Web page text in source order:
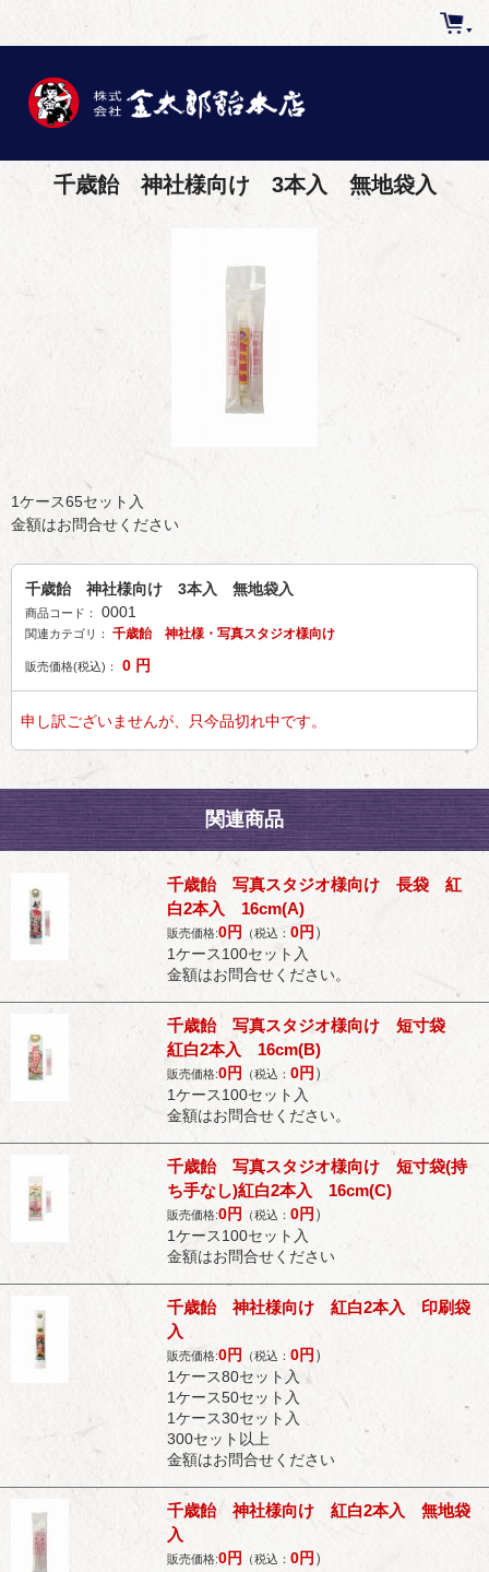
千歳飴 神社様向け 3本入 無地袋入
1ケース65セット入
金額はお問合せください
千歳飴 神社様向け 3本入 無地袋入
商品コード： 0001
関連カテゴリ： 千歳飴 神社様・写真スタジオ様向け
販売価格(税込)： 0 円
申し訳ございませんが、只今品切れ中です。
関連商品
千歳飴 写真スタジオ様向け 長袋 紅
白2本入 16cm(A)
販売価格:0円 （税込： 0円 ）
1ケース100セット入
金額はお問合せください。
千歳飴 写真スタジオ様向け 短寸袋
紅白2本入 16cm(B)
販売価格:0円 （税込： 0円 ）
1ケース100セット入
金額はお問合せください。
千歳飴 写真スタジオ様向け 短寸袋(持
ち手なし)紅白2本入 16cm(C)
販売価格:0円 （税込： 0円 ）
1ケース100セット入
金額はお問合せください
千歳飴 神社様向け 紅白2本入 印刷袋
入
販売価格:0円 （税込： 0円 ）
1ケース80セット入
1ケース50セット入
1ケース30セット入
300セット以上
金額はお問合せください
千歳飴 神社様向け 紅白2本入 無地袋
入
販売価格:0円 （税込： 0円 ）